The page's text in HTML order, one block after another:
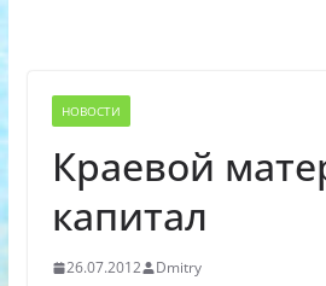
НОВОСТИ
Краевой
капитал
26.07.2012 Dmitry